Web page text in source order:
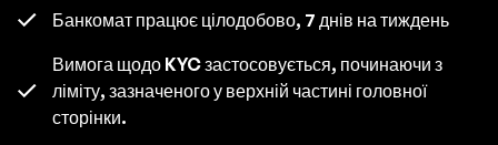
Банкомат працює цілодобово, 7 днів на тиждень
Вимога щодо KYC застосовується, починаючи з
ліміту, зазначеного у верхній частині головної
сторінки.